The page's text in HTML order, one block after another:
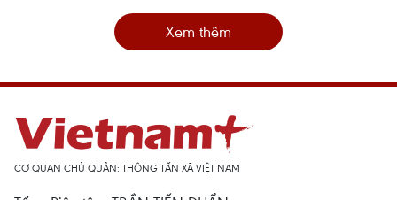
Xem thêm
CƠ QUAN CHỦ QUẢN: THÔNG TẤN XÃ VIỆT NAM